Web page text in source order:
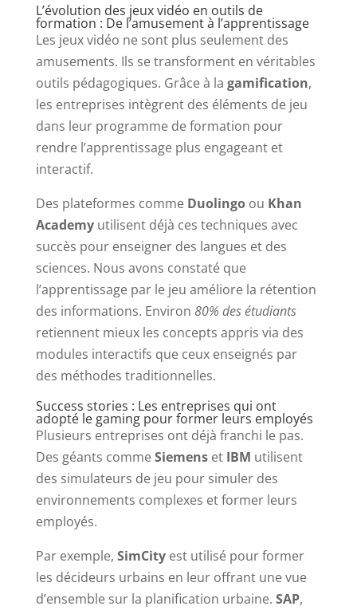
L’évolution des jeux vidéo en outils de
formation : De l’amusement à l’apprentissage
Les jeux vidéo ne sont plus seulement des
amusements. Ils se transforment en véritables
outils pédagogiques. Grâce à la gamification,
les entreprises intègrent des éléments de jeu
dans leur programme de formation pour
rendre l’apprentissage plus engageant et
interactif.
Des plateformes comme Duolingoou Khan
Academyutilisent déjà ces techniques avec
succès pour enseigner des langues et des
sciences. Nous avons constaté que
l’apprentissage par le jeu améliore la rétention
des informations. Environ 80% des étudiants
retiennent mieux les concepts appris via des
modules interactifs que ceux enseignés par
des méthodes traditionnelles.
Success stories : Les entreprises qui ont
adopté le gaming pour former leurs employés
Plusieurs entreprises ont déjà franchi le pas.
Des géants commeSiemenset IBM utilisent
des simulateurs de jeu pour simuler des
environnements complexes et former leurs
employés.
Par exemple, SimCityest utilisé pour former
les décideurs urbains en leur offrant une vue
d’ensemble sur la planification urbaine. SAP,